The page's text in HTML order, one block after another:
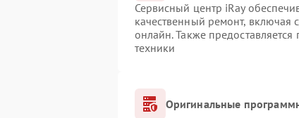
Сервисный центр iRay
качественный ремонт, включая
онлайн. Также
техники
Оригинальные